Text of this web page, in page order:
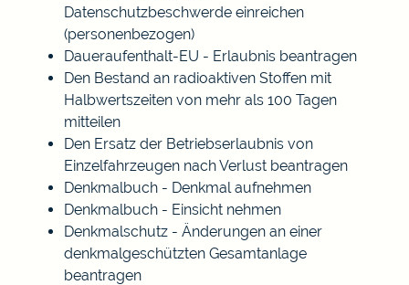
Datenschutzbeschwerde einreichen
(personenbezogen)
Daueraufenthalt-EU - Erlaubnis beantragen
Den Bestand an radioaktiven Stoffen mit
Halbwertszeiten von mehr als 100 Tagen
mitteilen
Den Ersatz der Betriebserlaubnis von
Einzelfahrzeugen nach Verlust beantragen
Denkmalbuch - Denkmal aufnehmen
Denkmalbuch - Einsicht nehmen
Denkmalschutz - Änderungen an einer
denkmalgeschützten Gesamtanlage
beantragen